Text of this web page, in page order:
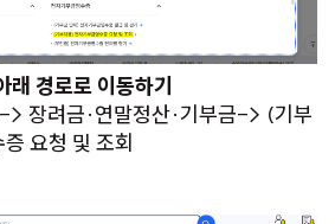
경로로 이동하기
장려금·연말정산·기부금-> (기부
요청 및 조회